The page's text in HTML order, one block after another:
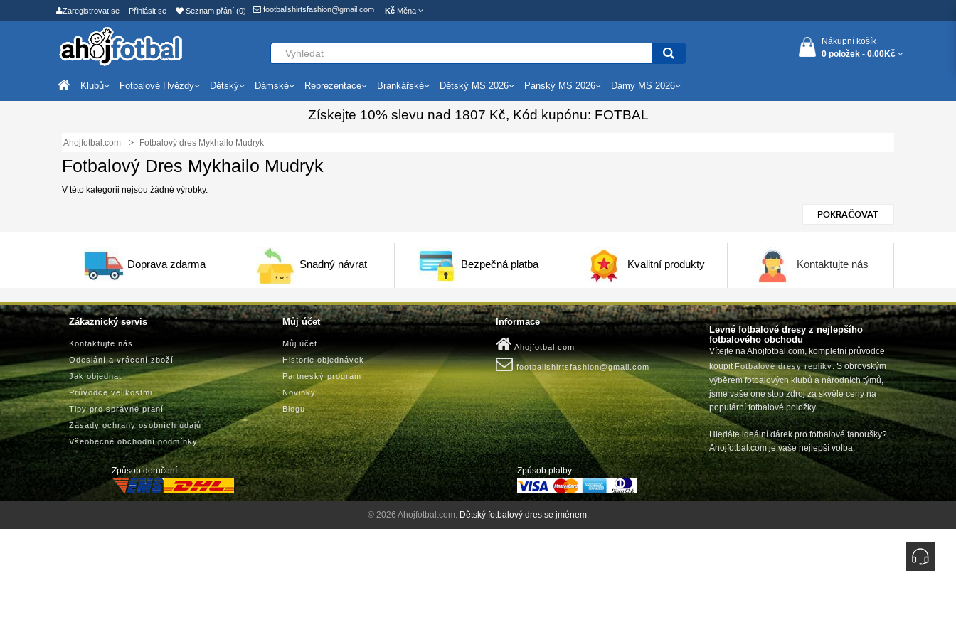
Zaregistrovat se Přihlásit se Seznam přání (0) footballshirtsfashion@gmail.com Kč Měna
Nákupní košík
0 položek - 0.00Kč
Klubů Fotbalové Hvězdy Dětský Dámské Reprezentace Brankářské Dětský MS 2026 Pánský MS 2026 Dámy MS 2026
Získejte 10%slevu nad 1807 Kč, Kód kupónu: FOTBAL
Ahojfotbal.com Fotbalový dres Mykhailo Mudryk
Fotbalový Dres Mykhailo Mudryk
V této kategorii nejsou žádné výrobky.
POKRAČOVAT
Doprava zdarma Snadný návrat Bezpečná platba Kvalitní produkty Kontaktujte nás
Zákaznický servis
Kontaktujte nás
Odeslání a vrácení zboží
Jak objednat
Průvodce velikostmi
Tipy pro správné praní
Zásady ochrany osobních údajů
Všeobecné obchodní podmínky
Můj účet
Můj účet
Historie objednávek
Partneský program
Novinky
Blogu
Informace
Ahojfotbal.com
footballshirtsfashion@gmail.com
Levné fotbalové dresy z nejlepšího
fotbalového obchodu
Vítejte na Ahojfotbal.com, kompletní průvodce
koupitFotbalové dresy repliky. S obrovským
výběrem fotbalových klubů a národních týmů,
jsme vaše one stop zdroj za skvělé ceny na
populární fotbalové položky.
Hledáte ideální dárek pro fotbalové fanoušky?
Ahojfotbal.com je vaše nejlepší volba.
Způsob doručení: Způsob platby:
© 2026 Ahojfotbal.com. Dětský fotbalový dres se jménem.